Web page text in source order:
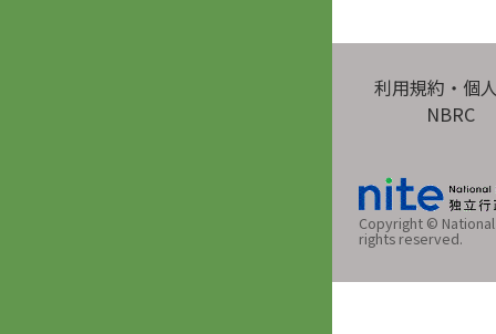
利用規約・個
NBRC
Copyright ©
rights reserved.